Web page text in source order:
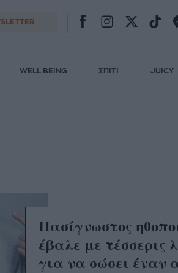
WELL BEING ΣΠΙΤΙ JUICY
Πασίγνωστος
έβαλε με τέσσερις
για να σώσει έναν